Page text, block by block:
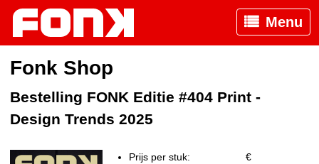
Menu
Fonk Shop
Bestelling FONK Editie #404 Print -
Design Trends 2025
Prijs per stuk:
€